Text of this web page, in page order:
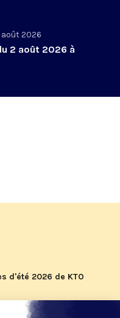
2026
2 août 2026 à
d'été 2026 de KTO